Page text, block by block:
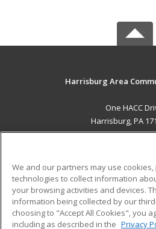
Harrisburg Area
One HACC
Harrisburg, PA
ADDITIONAL
Military
Financial Assistance
We and our partners may use
technologies to collect information
your browsing activities and devices.
information being collected by our
choosing to "Accept All Cookies", you
including as described in the Privacy